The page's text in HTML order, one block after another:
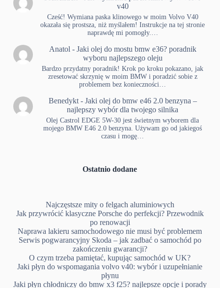
v40
Cześć! Wymiana paska klinowego w moim Volvo V40
okazała się prostsza, niż myślałem! Instrukcje na tej stronie
naprawdę mi pomogły.…
Anatol - Jaki olej do mostu bmw e36? poradnik
wyboru najlepszego oleju
Bardzo przydatny poradnik! Krok po kroku pokazano, jak
zresetować skrzynię w moim BMW i poradzić sobie z
problemem bez konieczności…
Benedykt- Jaki olej do bmw e46 2.0 benzyna –
najlepszy wybór dla twojego silnika
Olej Castrol EDGE 5W-30 jest świetnym wyborem dla
mojego BMW E46 2.0 benzyna. Używam go od jakiegoś
czasu i mogę…
Ostatnio dodane
Najczęstsze mity o felgach aluminiowych
Jak przywrócić klasyczne Porsche do perfekcji? Przewodnik
po renowacji
Naprawa lakieru samochodowego nie musi być problemem
Serwis pogwarancyjny Skoda – jak zadbać o samochód po
zakończeniu gwarancji?
O czym trzeba pamiętać, kupując samochód w UK?
Jaki płyn do wspomagania volvo v40: wybór i uzupełnianie
płynu
Jaki płyn chłodniczy do bmw x3 f25? najlepsze opcje i porady